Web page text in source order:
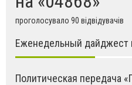
проголосувало 90 відвідувачів
Еженедельный дайджест
Политическая передача